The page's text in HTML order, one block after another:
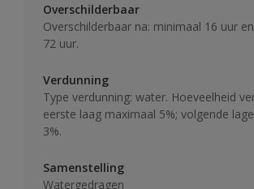
Overschilderbaar
Overschilderbaar na: minimaal 16 uur
72 uur.
Verdunning
Type verdunning: water. Hoeveelheid
eerste laag maximaal 5%; volgende
3%.
Samenstelling
Watergedragen